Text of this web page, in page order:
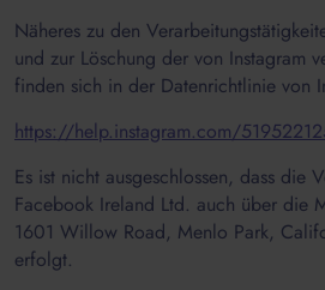
Näheres zu den
und zur Löschung der von Instagram
finden sich in der Datenrichtlinie von
https://help.instagram.com/
Es ist nicht ausgeschlossen, dass die
Facebook Ireland Ltd. auch über die
1601 Willow Road, Menlo Park,
erfolgt.